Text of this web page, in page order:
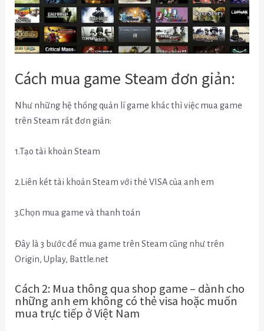
Cách mua game Steam đơn giản:
Như những hệ thống quản lí game khác thì việc mua game
trên Steam rất đơn giản:
1.Tạo tài khoản Steam
2.Liên kết tài khoản Steam với thẻ VISA của anh em
3.Chọn mua game và thanh toán
Đây là 3 bước để mua game trên Steam cũng như trên
Origin, Uplay, Battle.net
Cách 2: Mua thông qua shop game – dành cho
những anh em không có thẻ visa hoặc muốn
mua trực tiếp ở Việt Nam